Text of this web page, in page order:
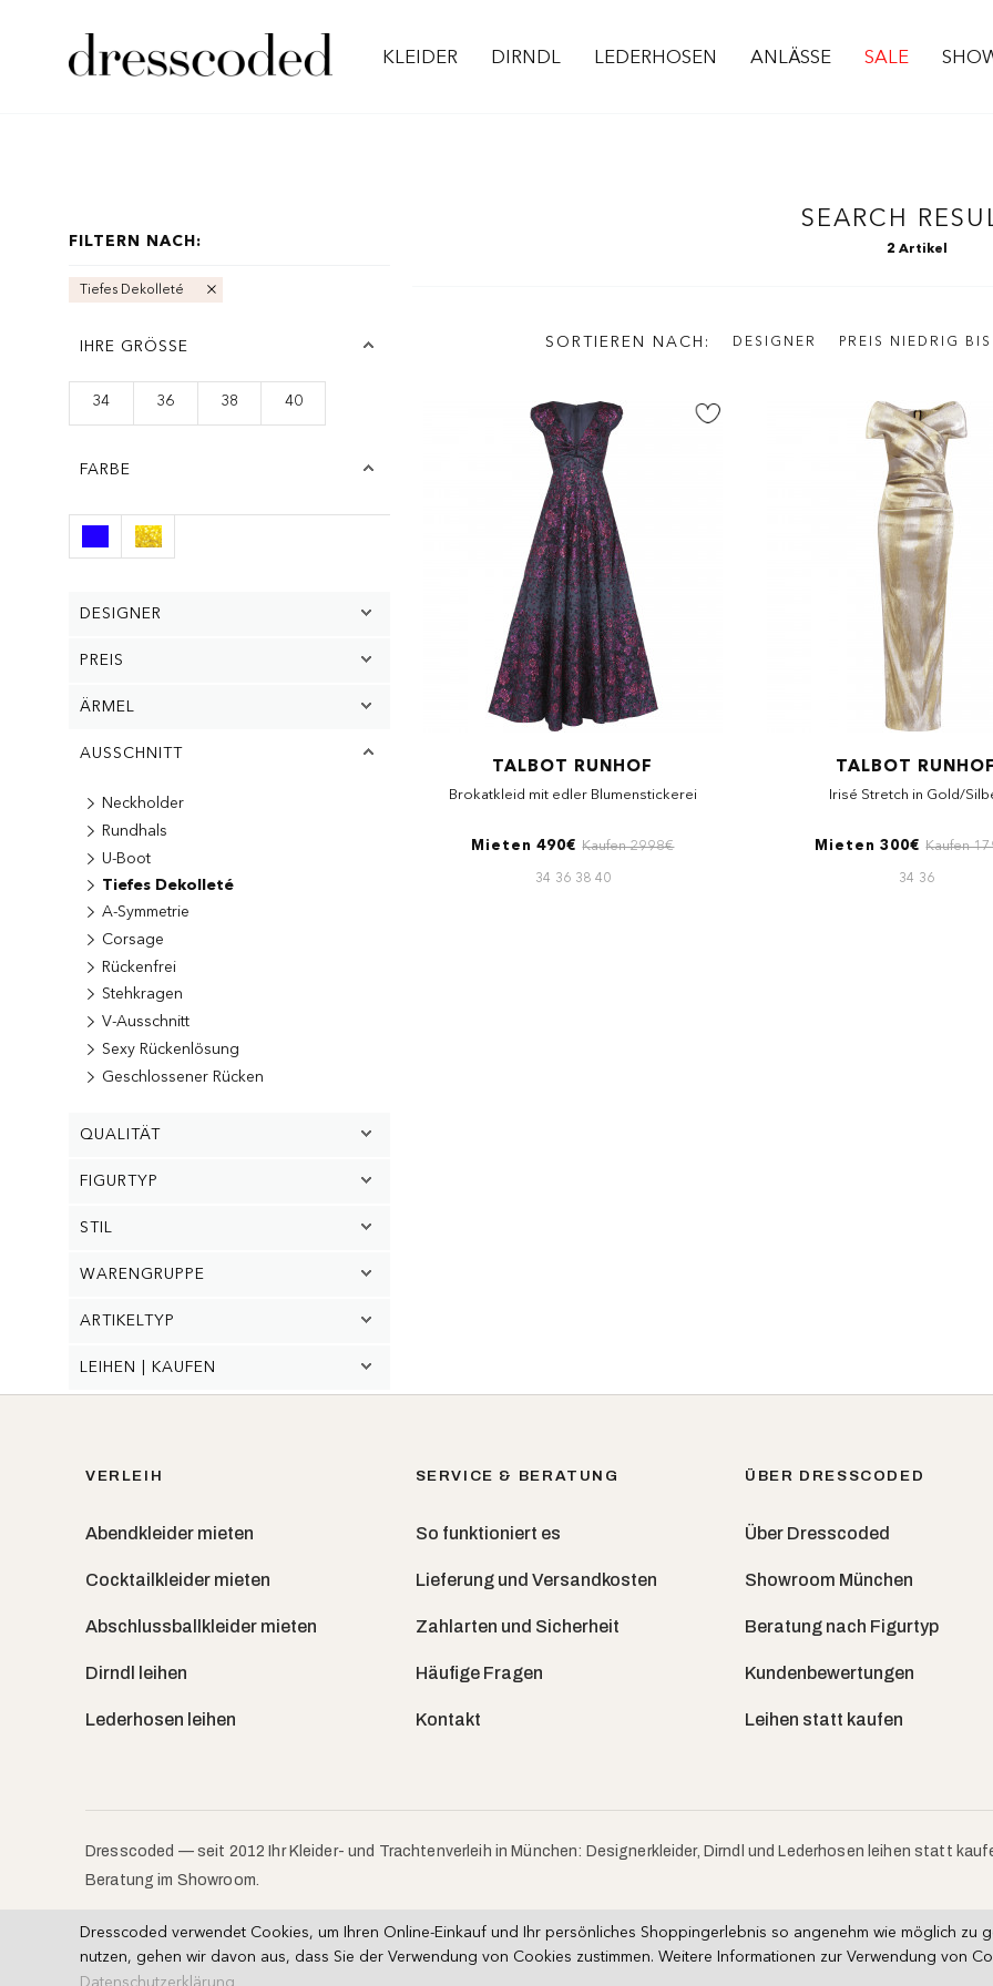
KLEIDER DIRNDL LEDERHOSEN ANLÄSSE SALE
FILTERN NACH:
Tiefes Dekolleté
IHRE GRÖSSE
34 36 38 40
FARBE
DESIGNER
PREIS
ÄRMEL
AUSSCHNITT
Neckholder
Rundhals
U-Boot
Tiefes Dekolleté
A-Symmetrie
Corsage
Rückenfrei
Stehkragen
V-Ausschnitt
Sexy Rückenlösung
Geschlossener Rücken
QUALITÄT
FIGURTYP
STIL
WARENGRUPPE
ARTIKELTYP
LEIHEN | KAUFEN
SEARCH
2 Artikel
SORTIEREN NACH DESIGNER PREIS NIEDRIG
TALBOT RUNHOF
Brokatkleid mit edler Blumenstickerei
Mieten 490€ Kaufen 2998€
34 36 38 40
TALBOT RUNHOF
Irisé Stretch in Gold/
Mieten 300€ Kaufen
34 36
VERLEIH
Abendkleider mieten
Cocktailkleider mieten
Abschlussballkleider mieten
Dirndl leihen
Lederhosen leihen
SERVICE & BERATUNG
So funktioniert es
Lieferung und Versandkosten
Zahlarten und Sicherheit
Häufige Fragen
Kontakt
ÜBER DRESSCODED
Über Dresscoded
Showroom München
Beratung nach Figurtyp
Kundenbewertungen
Leihen statt kaufen
Dresscoded — seit 2012 Ihr Kleider- und Trachtenverleih in München: Designerkleider, Dirndl und Lederhosen leihen statt
Beratung im Showroom.
Dresscoded verwendet Cookies, um Ihren Online-Einkauf und Ihr persönliches Shoppingerlebnis so angenehm wie möglich zu
nutzen, gehen wir davon aus, dass Sie der Verwendung von Cookies zustimmen. Weitere Informationen zur Verwendung von
Datenschutzerklärung
AGB (Miete)· AGB (Kauf)·Impressum